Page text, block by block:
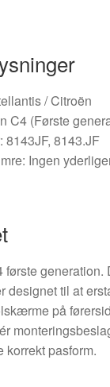
/ Citroën
C4 (Første
8143JF, 8143.JF
Ingen
første generation.
designet til at
på
korrekt pasform.